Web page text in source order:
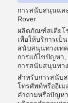
การสนับสนุนแล
Rover
ผลิตภัณฑ์สเตียโ
เพื่อให้บริการเ
สนับสนุนทางเท
การแก้ไขปัญหา,
การสนับสนุนทา
สําหรับการสนับ
โทรศัพท์หรืออีเ
คําถามหรือปัญห